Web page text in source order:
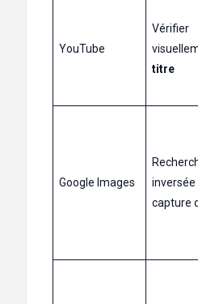
YouTube
Vérifier
titre
Google Images
inversée
capture